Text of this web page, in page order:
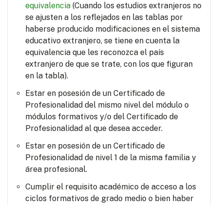
equivalencia (Cuando los estudios extranjeros no
se ajusten a los reflejados en las tablas por
haberse producido modificaciones en el sistema
educativo extranjero, se tiene en cuenta la
equivalencia que les reconozca el país
extranjero de que se trate, con los que figuran
en la tabla).
Estar en posesión de un Certificado de
Profesionalidad del mismo nivel del módulo o
módulos formativos y/o del Certificado de
Profesionalidad al que desea acceder.
Estar en posesión de un Certificado de
Profesionalidad de nivel 1 de la misma familia y
área profesional.
Cumplir el requisito académico de acceso a los
ciclos formativos de grado medio o bien haber